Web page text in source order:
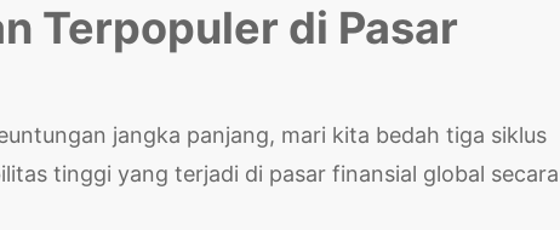
Terpopuler di Pasar
jangka panjang, mari kita bedah tiga siklus
tinggi yang terjadi di pasar finansial global secara